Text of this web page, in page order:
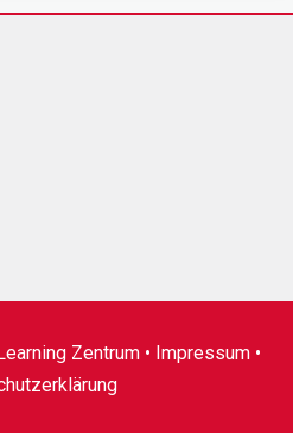
Zentrum • Impressum•